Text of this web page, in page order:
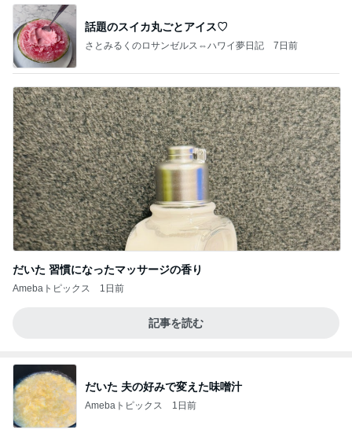
話題のスイカ丸ごとアイス♡
さとみるくのロサンゼルス⇔ハワイ夢日記 7日前
だいた 習慣になったマッサージの香り
Amebaトピックス 1日前
記事を読む
だいた 夫の好みで変えた味噌汁
Amebaトピックス 1日前